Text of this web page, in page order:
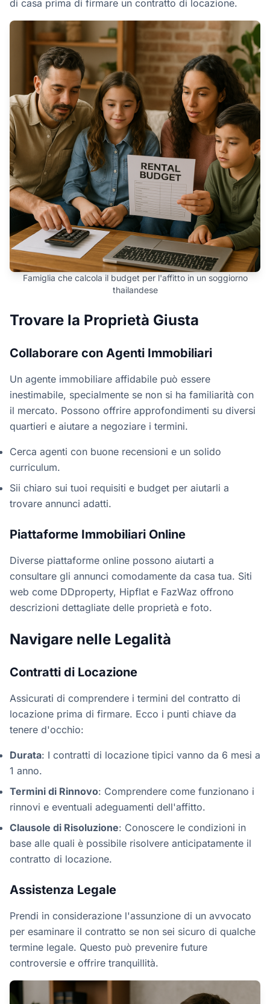
di casa prima di firmare un contratto di locazione.
Famiglia che calcola il budget per l'affitto in un soggiorno
thailandese
Trovare la Proprietà Giusta
Collaborare con Agenti Immobiliari
Un agente immobiliare affidabile può essere
inestimabile, specialmente se non si ha familiarità con
il mercato. Possono offrire approfondimenti su diversi
quartieri e aiutare a negoziare i termini.
Cerca agenti con buone recensioni e un solido
curriculum.
Sii chiaro sui tuoi requisiti e budget per aiutarli a
trovare annunci adatti.
Piattaforme Immobiliari Online
Diverse piattaforme online possono aiutarti a
consultare gli annunci comodamente da casa tua. Siti
web come DDproperty, Hipflat e FazWaz offrono
descrizioni dettagliate delle proprietà e foto.
Navigare nelle Legalità
Contratti di Locazione
Assicurati di comprendere i termini del contratto di
locazione prima di firmare. Ecco i punti chiave da
tenere d'occhio:
Durata: I contratti di locazione tipici vanno da 6 mesi a
1 anno.
Termini di Rinnovo: Comprendere come funzionano i
rinnovi e eventuali adeguamenti dell'affitto.
Clausole di Risoluzione: Conoscere le condizioni in
base alle quali è possibile risolvere anticipatamente il
contratto di locazione.
Assistenza Legale
Prendi in considerazione l'assunzione di un avvocato
per esaminare il contratto se non sei sicuro di qualche
termine legale. Questo può prevenire future
controversie e offrire tranquillità.